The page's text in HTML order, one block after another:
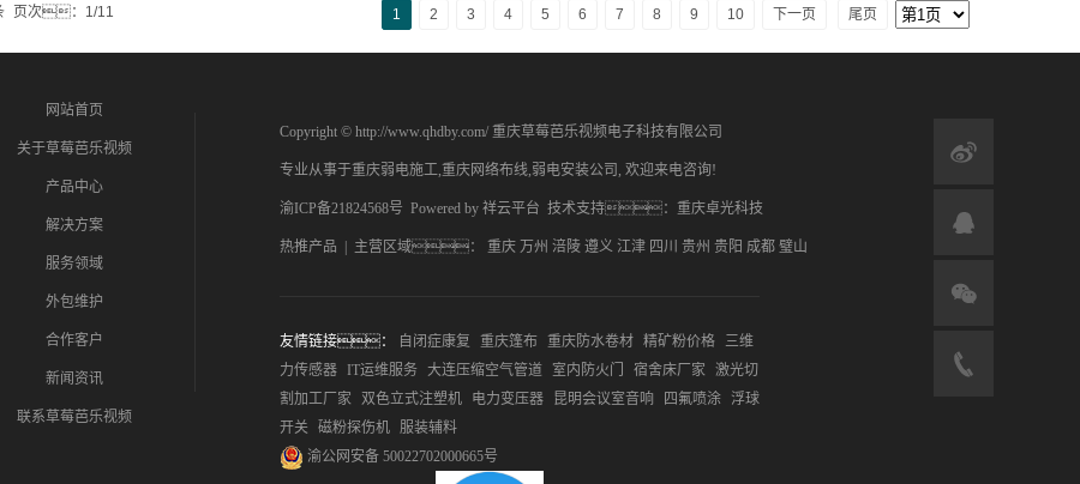
页次：1/11 1 2 3 4 5 6 7 8 9 10 下一页 尾页
网站首页
关于草莓芭乐视频
产品中心
解决方案
服务领域
外包维护
合作客户
新闻资讯
联系草莓芭乐视频
Copyright © http://www.qhdby.com/ 重庆草莓芭乐视频电子科技有限公司
专业从事于重庆弱电施工,重庆网络布线,弱电安装公司 , 欢迎来电咨询!
渝ICP备21824568号 Powered by 祥云平台 技术支持： 重庆卓光科技
热推产品 | 主营区域： 重庆 万州 涪陵 遵义 江津 四川 贵州 贵阳 成都 璧山
友情链接： 自闭症康复 重庆篷布 重庆防水卷材 精矿粉价格 三维
力传感器 IT运维服务 大连压缩空气管道 室内防火门 宿舍床厂家 激光切
割加工厂家 双色立式注塑机 电力变压器 昆明会议室音响 四氟喷涂
浮球
开关
磁粉探伤机 服装辅料
渝公网安备 50022702000665号